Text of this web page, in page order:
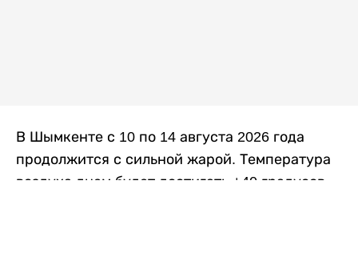
В Шымкенте с 10 по 14 августа 2026 года
продолжится с сильной жарой. Температура
воздуха днем будет достигать +40 градусов,